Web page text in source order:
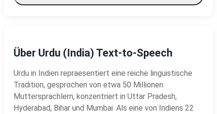
Über Urdu (India) Text-to-Speech
Urdu in Indien repraesentiert eine reiche linguistische
Tradition, gesprochen von etwa 50 Millionen
Muttersprachlern, konzentriert in Uttar Pradesh,
Hyderabad, Bihar und Mumbai. Als eine von Indiens 22